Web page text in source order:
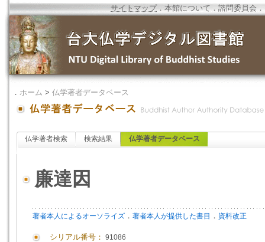
サイトマップ．本館について ．諮問委員会 ．
． ホーム > 仏学著者データベース
仏学著者検索 検索結果 仏学著者データベース
廉達因
著者本人によるオーソライズ ． 著者本人が提供した書目 ． 資料改正
シリアル番号： 91086